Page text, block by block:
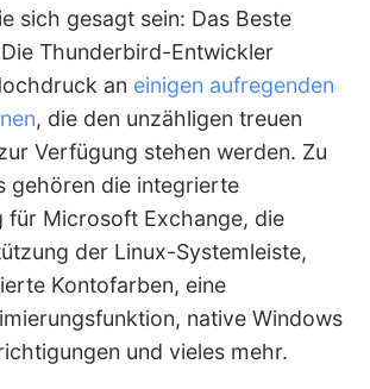
sich gesagt sein: Das Beste
Thunderbird-Entwickler
an einigen aufregenden
, die den unzähligen treuen
Verfügung stehen werden. Zu
gehören die integrierte
für Microsoft Exchange, die
der Linux-Systemleiste,
Kontofarben, eine
native Windows
und vieles mehr.